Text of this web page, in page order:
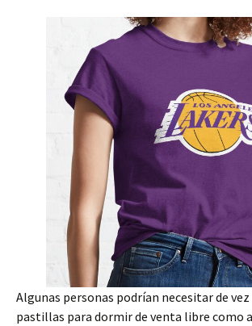
Algunas personas podrían necesitar de vez
pastillas para dormir de venta libre como